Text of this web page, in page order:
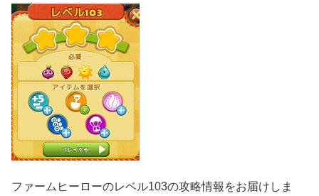
ファームヒーローのレベル103の攻略情報をお届けしま